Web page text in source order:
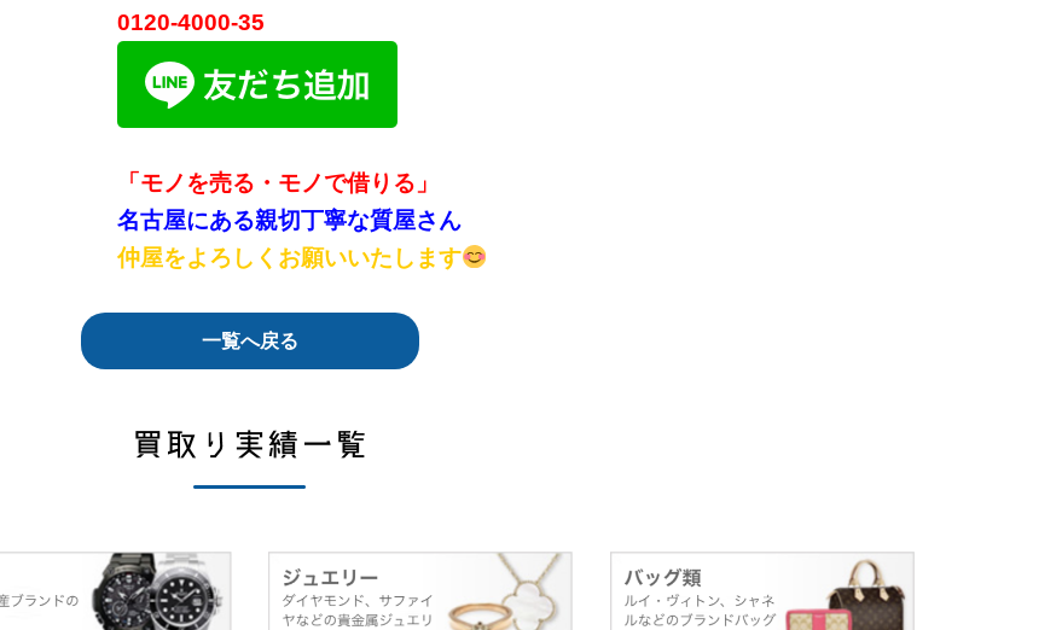
0120-4000-35
「モノを売る・モノで借りる」
名古屋にある親切丁寧な質屋さん
仲屋をよろしくお願いいたします
一覧へ戻る